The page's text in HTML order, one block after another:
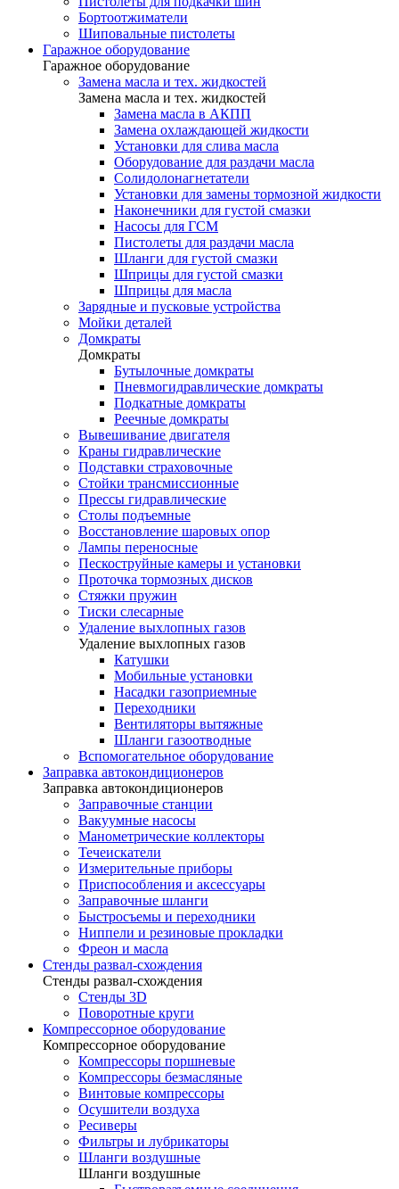
Бортоотжиматели
Шиповальные пистолеты
Гаражное оборудование
Гаражное оборудование
Замена масла и тех. жидкостей
Замена масла и тех. жидкостей
Замена масла в АКПП
Замена охлаждающей жидкости
Установки для слива масла
Оборудование для раздачи масла
Солидолонагнетатели
Установки для замены тормозной жидкости
Наконечники для густой смазки
Насосы для ГСМ
Пистолеты для раздачи масла
Шланги для густой смазки
Шприцы для густой смазки
Шприцы для масла
Зарядные и пусковые устройства
Мойки деталей
Домкраты
Домкраты
Бутылочные домкраты
Пневмогидравлические домкраты
Подкатные домкраты
Реечные домкраты
Вывешивание двигателя
Краны гидравлические
Подставки страховочные
Стойки трансмиссионные
Прессы гидравлические
Столы подъемные
Восстановление шаровых опор
Лампы переносные
Пескоструйные камеры и установки
Проточка тормозных дисков
Стяжки пружин
Тиски слесарные
Удаление выхлопных газов
Удаление выхлопных газов
Катушки
Мобильные установки
Насадки газоприемные
Переходники
Вентиляторы вытяжные
Шланги газоотводные
Вспомогательное оборудование
Заправка автокондиционеров
Заправка автокондиционеров
Заправочные станции
Вакуумные насосы
Манометрические коллекторы
Течеискатели
Измерительные приборы
Приспособления и аксессуары
Заправочные шланги
Быстросъемы и переходники
Ниппели и резиновые прокладки
Фреон и масла
Стенды развал-схождения
Стенды развал-схождения
Стенды 3D
Поворотные круги
Компрессорное оборудование
Компрессорное оборудование
Компрессоры поршневые
Компрессоры безмасляные
Винтовые компрессоры
Осушители воздуха
Ресиверы
Фильтры и лубрикаторы
Шланги воздушные
Шланги воздушные